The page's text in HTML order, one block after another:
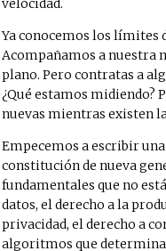
velocidad.
Ya conocemos los
Acompañamos a nuestra
plano. Pero contratas a
¿Qué estamos midiendo?
nuevas mientras existen
Empecemos a escribir
constitución de nueva
fundamentales que no
datos, el derecho a la
privacidad, el derecho a
algoritmos que